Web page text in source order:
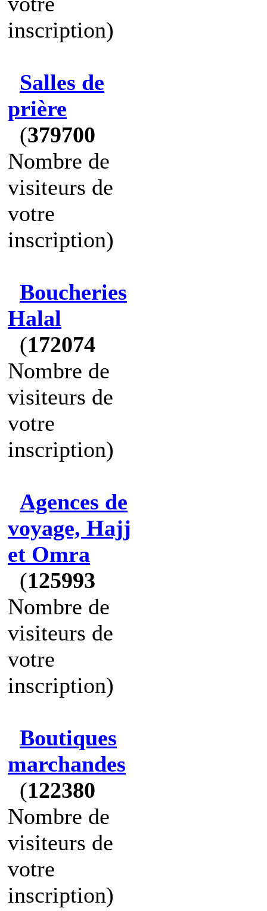
inscription)
Salles de
prière
(379700
Nombre de
visiteurs de
votre
inscription)
Boucheries
Halal
(172074
Nombre de
visiteurs de
votre
inscription)
Agences de
voyage, Hajj
et Omra
(125993
Nombre de
visiteurs de
votre
inscription)
Boutiques
marchandes
(122380
Nombre de
visiteurs de
votre
inscription)